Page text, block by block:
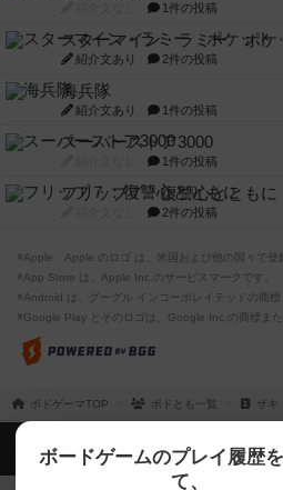
1件の投稿
スターマイン・ラミー ポケ
紹介文あり 2件の投稿
海兵隊
紹介文あり 1件の投稿
スーパーストア3000
1件の投稿
フリップ７：復讐心とともに
2件の投稿
※Apple、Apple のロゴ は、米国および他の国々で登
※App Store は、Apple Inc.のサービスマークです。
※Android は、グーグル インコーポレイテッドの商標
※Google Play とそのロゴは、Google Inc.の商標また
ボドゲーマTOP ボドとも一覧 ザキ
ボードゲームのプレイ履歴
て、
ボドゲーマTOP